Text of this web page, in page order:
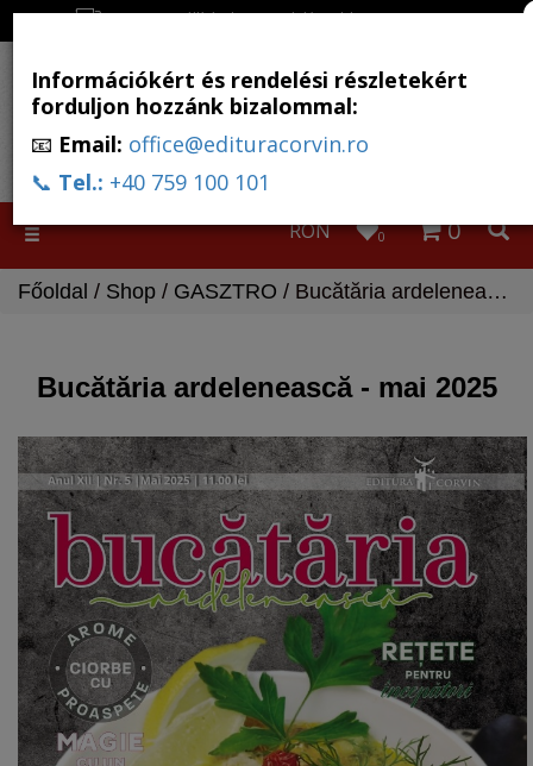
Ingyenes szállítás, ha a rendelés több, mint 500 RON
Toggle
0
0
RON
Főoldal / Shop / GASZTRO / Bucătăria ardelenească - mai 2025
Bucătăria ardelenească - mai 2025
Információkért és rendelési részletekért
forduljon hozzánk bizalommal:
📧 Email: office@edituracorvin.ro
📞 Tel.: +40 759 100 101